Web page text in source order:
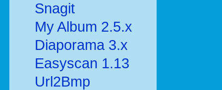
Snagit
My Album 2.5.x
Diaporama 3.x
Easyscan 1.13
Url2Bmp